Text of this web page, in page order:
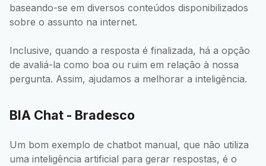
baseando-se em diversos conteúdos disponibilizados
sobre o assunto na internet.
Inclusive, quando a resposta é finalizada, há a opção
de avaliá-la como boa ou ruim em relação à nossa
pergunta. Assim, ajudamos a melhorar a inteligência.
BIA Chat - Bradesco
Um bom exemplo de chatbot manual, que não utiliza
uma inteligência artificial para gerar respostas, é o